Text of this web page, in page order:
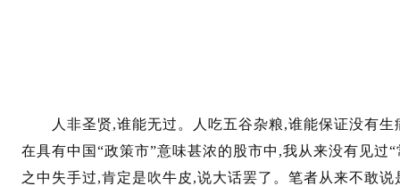
人非圣贤,谁能无过。人吃五谷杂粮,谁能保证没有生
在具有中国“政策市”意味甚浓的股市中,我从来没有见过
之中失手过,肯定是吹牛皮,说大话罢了。笔者从来不敢